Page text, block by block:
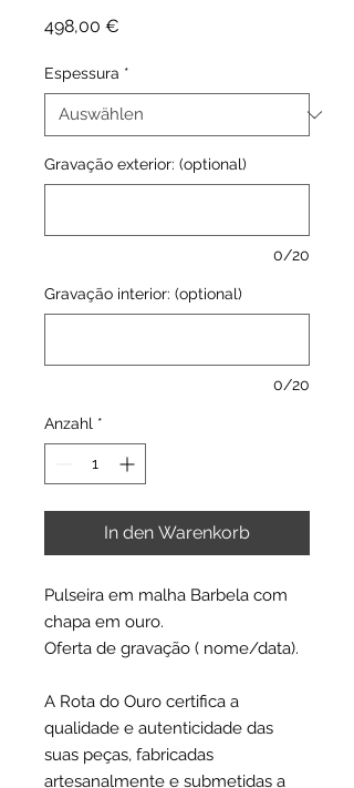
498,00 €
Espessura *
Gravação exterior: (optional)
0/20
Gravação interior: (optional)
0/20
Anzahl *
In den Warenkorb
Pulseira em malha Barbela com
chapa em ouro.
Oferta de gravação ( nome/data).
A Rota do Ouro certifica a
qualidade e autenticidade das
suas peças, fabricadas
artesanalmente e submetidas a